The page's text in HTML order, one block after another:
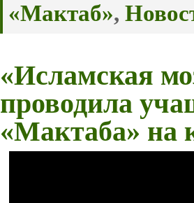
«Мактаб»,
«Исламская
проводила
«Мактаба» на